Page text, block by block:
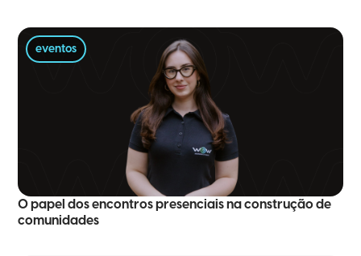
eventos
O papel dos encontros presenciais na construção de
comunidades